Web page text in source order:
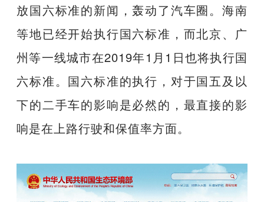
放国六标准的新闻，轰动了汽车圈。海南
等地已经开始执行国六标准，而北京、广
州等一线城市在2019年1月1日也将执行国
六标准。国六标准的执行，对于国五及以
下的二手车的影响是必然的，最直接的影
响是在上路行驶和保值率方面。